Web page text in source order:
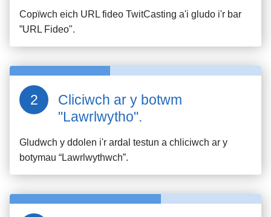
Copïwch eich URL fideo TwitCasting a'i gludo i'r bar
”URL Fideo".
Cliciwch ar y botwm
"Lawrlwytho".
Gludwch y ddolen i'r ardal testun a chliciwch ar y
botymau “Lawrlwythwch”.